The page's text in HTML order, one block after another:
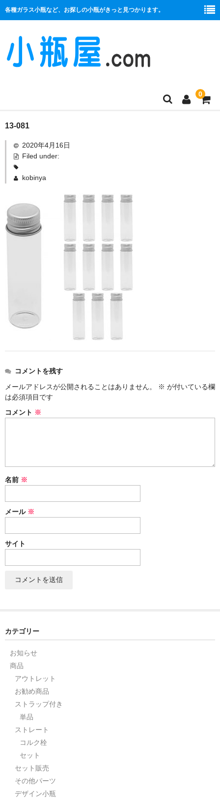
各種ガラス小瓶など、お探しの小瓶がきっと見つかります。
0
商品一覧
絞り口
セット
ストレート
単品
セット
ふた付き
単品
セット
デザイン小瓶
パーツ
お問い合わせ
13-081
2020年4月16日
Filed under:
kobinya
コメントを残す
メールアドレスが公開されることはありません。
※ が付いている欄
は必須項目です
コメント ※
名前 ※
メール ※
サイト
カテゴリー
お知らせ
商品
アウトレット
お勧め商品
ストラップ付き
単品
ストレート
コルク栓
セット
セット販売
その他パーツ
デザイン小瓶